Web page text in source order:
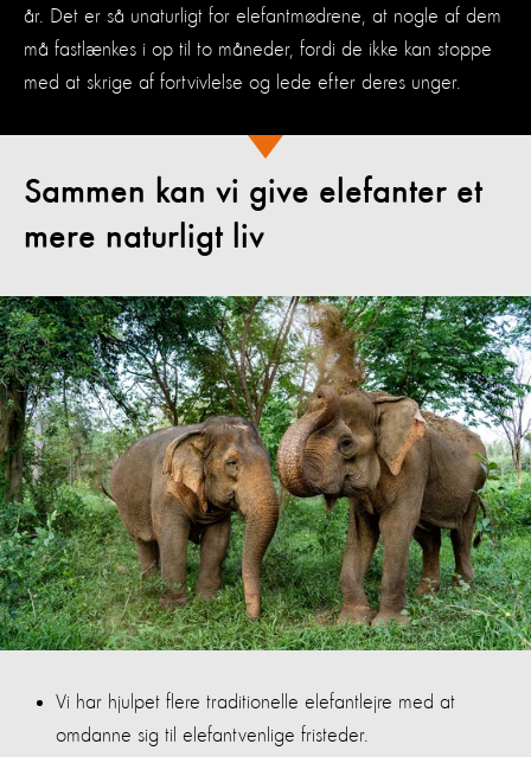
år. Det er så unaturligt for elefantmødrene, at nogle af dem
må fastlænkes i op til to måneder, fordi de ikke kan stoppe
med at skrige af fortvivlelse og lede efter deres unger.
Sammen kan vi give elefanter et
mere naturligt liv
Vi har hjulpet flere traditionelle elefantlejre med at
omdanne sig til elefantvenlige fristeder.